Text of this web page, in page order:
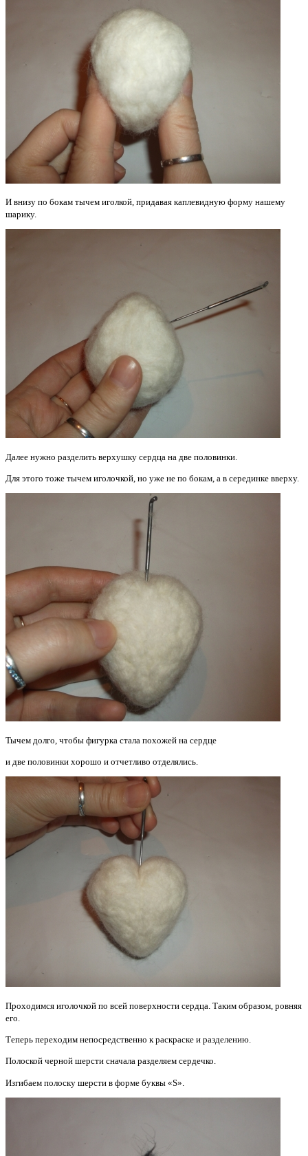
И внизу по бокам тычем иголкой, придавая каплевидную форму нашему
шарику.
Далее нужно разделить верхушку сердца на две половинки.
Для этого тоже тычем иголочкой, но уже не по бокам, а в серединке вверху.
Тычем долго, чтобы фигурка стала похожей на сердце
и две половинки хорошо и отчетливо отделялись.
Проходимся иголочкой по всей поверхности сердца. Таким образом, ровняя
его.
Теперь переходим непосредственно к раскраске и разделению.
Полоской черной шерсти сначала разделяем сердечко.
Изгибаем полоску шерсти в форме буквы «S».